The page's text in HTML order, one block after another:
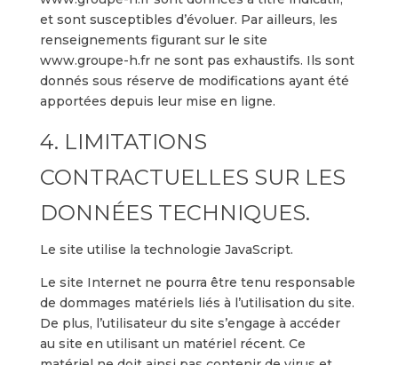
et sont susceptibles d’évoluer. Par ailleurs, les
renseignements figurant sur le site
www.groupe-h.fr ne sont pas exhaustifs. Ils sont
donnés sous réserve de modifications ayant été
apportées depuis leur mise en ligne.
4. LIMITATIONS
CONTRACTUELLES SUR LES
DONNÉES TECHNIQUES.
Le site utilise la technologie JavaScript.
Le site Internet ne pourra être tenu responsable
de dommages matériels liés à l’utilisation du site.
De plus, l’utilisateur du site s’engage à accéder
au site en utilisant un matériel récent. Ce